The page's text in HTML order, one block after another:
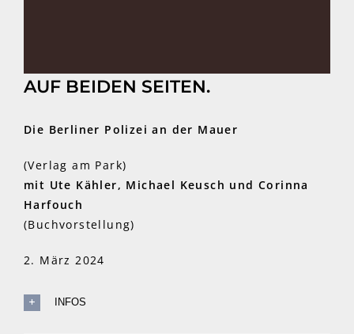
AUF BEIDEN SEITEN.
Die Berliner Polizei an der Mauer
(Verlag am Park)
mit Ute Kähler, Michael Keusch und Corinna
Harfouch
(Buchvorstellung)
2. März 2024
INFOS